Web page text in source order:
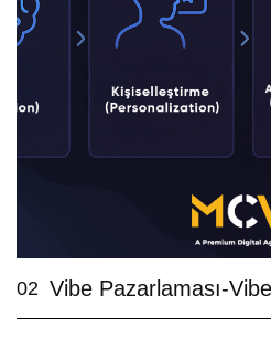
02 Vibe Pazarlaması-